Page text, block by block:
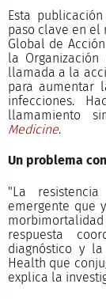
Esta
paso clave en el
Global de
la
llamada a la
para aumentar
infecciones.
llamamiento
Medicine.
Un problema
"La
emergente que
respuesta
diagnóstico y
Health que
explica la